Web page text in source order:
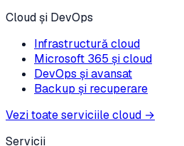
Cloud și DevOps
Infrastructură cloud
Microsoft 365 și cloud
DevOps și avansat
Backup și recuperare
Vezi toate serviciile cloud →
Servicii